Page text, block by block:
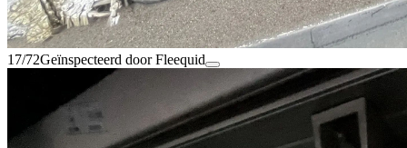
17/72Geïnspecteerd door Fleequid